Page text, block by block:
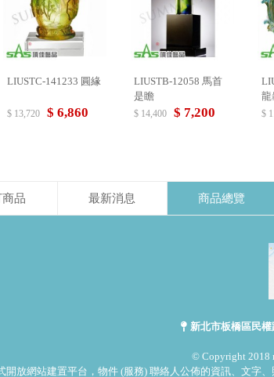
LIUSTC-141233 圓緣
$ 13,720 $ 6,860
LIUSTB-12058 馬首
是瞻
$ 14,400 $ 7,200
龍
$
商品 最新消息 商品總覽
新北市板橋區民
© Copyright 2018
開放網站建置平台，物件 (服務) 聯絡人公佈的資訊、文